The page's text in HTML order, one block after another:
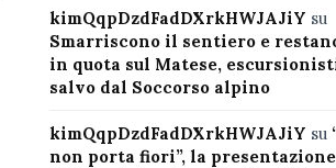
kimQqpDzdFadDXrkHWJAJiY su
Smarriscono il sentiero e
in quota sul Matese,
salvo dal Soccorso alpino
kimQqpDzdFadDXrkHWJAJiY su
non porta fiori”, la